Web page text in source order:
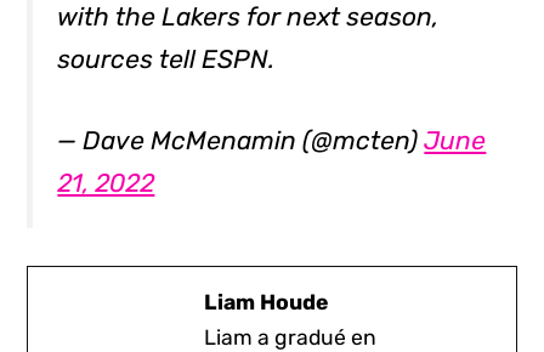
with the Lakers for next season,
sources tell ESPN.
— Dave McMenamin (@mcten)June
21, 2022
Liam Houde
Liam a gradué en